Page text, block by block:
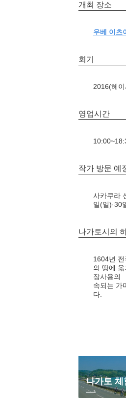
개최 장소
우베 이츠
회기
2016(헤
영업시간
작가 방문 예
사카쿠라
일(일)·30
나가토시의
1604년
의 땅에
장사용의
속되는 가
다.
나가토 체